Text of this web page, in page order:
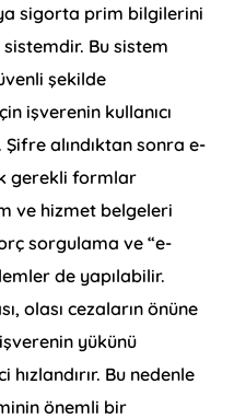
sigorta prim bilgilerini
Bu sistem
şekilde
işverenin kullanıcı
alındıktan sonra e-
gerekli formlar
ve hizmet belgeleri
sorgulama ve “e-
de yapılabilir.
olası cezaların önüne
yükünü
Bu nedenle
önemli bir